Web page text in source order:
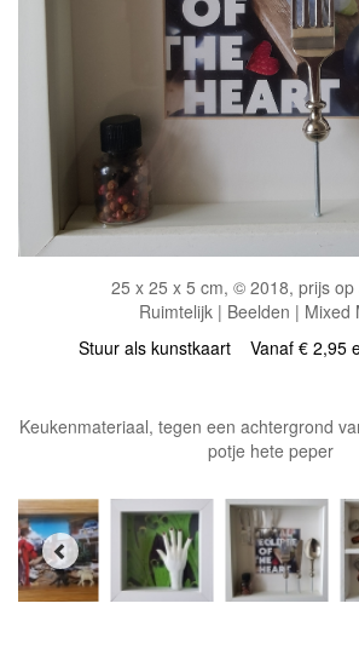
25 x 25 x 5 cm, © 2018, prijs op
Ruimtelijk | Beelden | Mixed
Stuur als kunstkaart Vanaf € 2,95
Keukenmateriaal, tegen een achtergrond
potje hete peper